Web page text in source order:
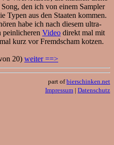
den ich von einem Sampler
Typen aus den Staaten kommen.
habe ich nach diesem ultra-
peinlicheren Video direkt mal mit
kurz vor Fremdscham kotzen.
20) weiter ==>
part ofbierschinken.net
Impressum | Datenschutz